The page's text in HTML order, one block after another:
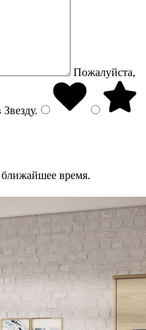
Пожалуйста,
Звезду.
время.